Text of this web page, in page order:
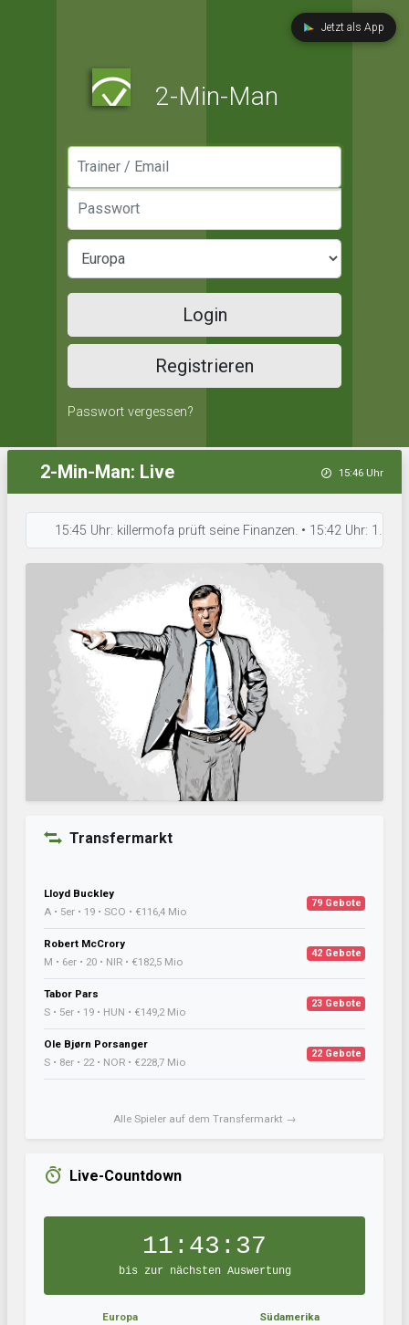
Jetzt als App
2-Min-Man
Login
Registrieren
Passwort vergessen?
2-Min-Man: Live 15:46 Uhr
15:45 Uhr: killermofa prüft seine Finanzen. • 15:42 Uhr: 1. FC
Transfermarkt
Lloyd Buckley
A • 5er • 19 • SCO • €116,4 Mio
79 Gebote
Robert McCrory
M • 6er • 20 • NIR • €182,5 Mio
42 Gebote
Tabor Pars
S • 5er • 19 • HUN • €149,2 Mio
23 Gebote
Ole Bjørn Porsanger
S • 8er • 22 • NOR • €228,7 Mio
22 Gebote
Alle Spieler auf dem Transfermarkt →
Live-Countdown
11:43:37
bis zur nächsten Auswertung
Europa
Südamerika